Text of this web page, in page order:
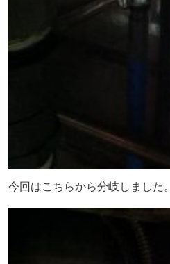
今回はこちらから分岐しました。